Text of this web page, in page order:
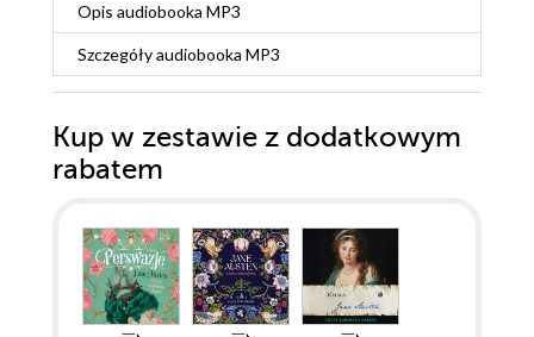
Opis audiobooka MP3
Szczegółyaudiobooka MP3
Kup w zestawie z dodatkowym
rabatem